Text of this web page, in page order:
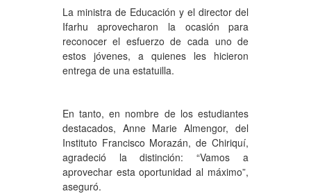
La ministra de Educación y el director del
Ifarhu aprovecharon la ocasión para
reconocer el esfuerzo de cada uno de
estos jóvenes, a quienes les hicieron
entrega de una estatuilla.
En tanto, en nombre de los estudiantes
destacados, Anne Marie Almengor, del
Instituto Francisco Morazán, de Chiriquí,
agradeció la distinción: “Vamos a
aprovechar esta oportunidad al máximo”,
aseguró.